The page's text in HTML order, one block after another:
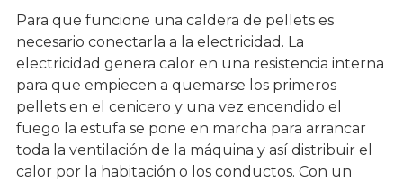
Para que funcione una caldera de pellets es
necesario conectarla a la electricidad. La
electricidad genera calor en una resistencia interna
para que empiecen a quemarse los primeros
pellets en el cenicero y una vez encendido el
fuego la estufa se pone en marcha para arrancar
toda la ventilación de la máquina y así distribuir el
calor por la habitación o los conductos. Con un